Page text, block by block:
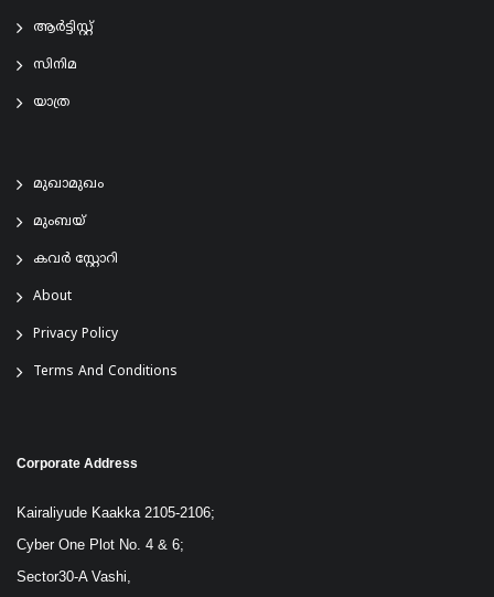
ആര്‍ട്ടിസ്റ്റ്
സിനിമ
യാത്ര
മുഖാമുഖം
മുംബയ്
കവർ സ്റ്റോറി
About
Privacy Policy
Terms And Conditions
Corporate Address
Kairaliyude Kaakka 2105-2106;
Cyber One Plot No. 4 & 6;
Sector30-A Vashi,